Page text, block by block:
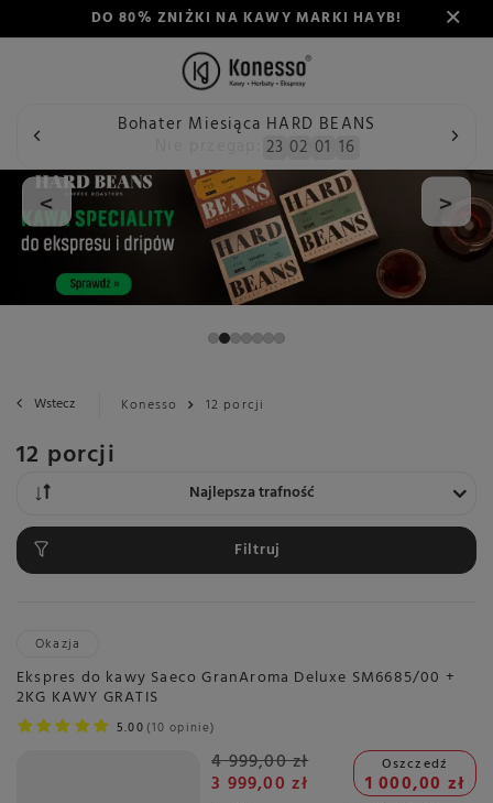
DO 80% ZNIŻKI NA KAWY MARKI HAYB!
Bohater Miesiąca HARD BEANS
23 02 01 15
< >
Wstecz Konesso 12 porcji
12 porcji
Zmień sortowanie
Najlepsza trafność
Filtruj
Okazja
Ekspres do kawy Saeco GranAroma Deluxe SM6685/00 +
2KG KAWY GRATIS
5.00 10 opinie
4 999,00 zł
3 999,00 zł
Oszczedź
1 000,00 zł